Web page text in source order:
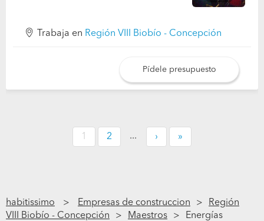
Trabaja en Región VIII Biobío - Concepción
Pídele presupuesto
1 2 ... › »
habitissimo Empresas de construccion
Región
VIII Biobío - Concepción
Maestros
Energías